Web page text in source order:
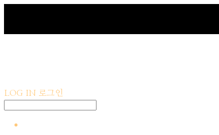
LOG IN 로그인